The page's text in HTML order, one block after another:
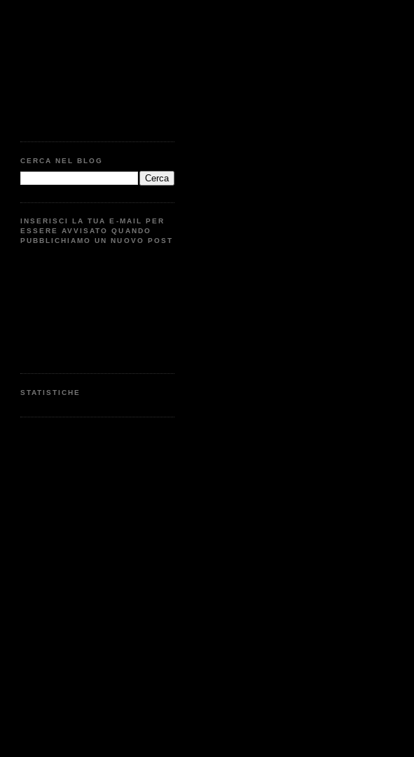
CERCA NEL BLOG
INSERISCI LA TUA E-MAIL PER
ESSERE AVVISATO QUANDO
PUBBLICHIAMO UN NUOVO POST
STATISTICHE